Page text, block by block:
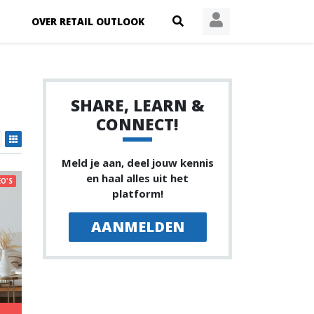
OVER RETAIL OUTLOOK
SHARE, LEARN &
CONNECT!
Meld je aan, deel jouw kennis
en haal alles uit het
platform!
AANMELDEN